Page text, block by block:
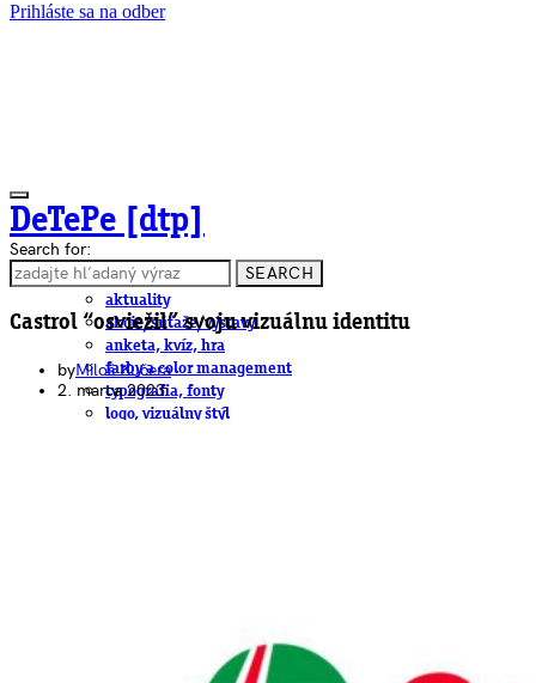
Prihláste sa na odber
DeTePe [dtp]
ČLÁNKY
aktuality
akcie/súťaže/výstavy
anketa, kvíz, hra
farby a color management
typografia, fonty
logo, vizuálny štýl
software, mobilné aplikácie
Search for:
SEARCH
Castrol “osviežil” svoju vizuálnu identitu
byMiloš Kučera
2. marca 2023